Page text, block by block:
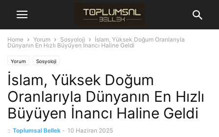
Home Yorum Sosyoloji
İslam, Yüksek Doğum Oranlarıyla
Dünyanın En Hızlı Büyüyen İnancı Haline Geldi
Yorum Sosyoloji
İslam, Yüksek Doğum
Oranlarıyla Dünyanın En Hızlı
Büyüyen İnancı Haline Geldi
:: Toplumsal Bellek - 10 Haziran 2025